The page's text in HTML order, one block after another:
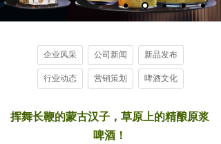
企业风采 公司新闻 新品发布
行业动态 营销策划 啤酒文化
挥舞长鞭的蒙古汉子，草原上的精酿原浆
啤酒！